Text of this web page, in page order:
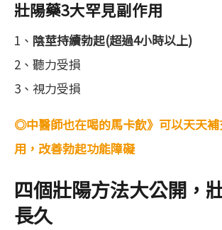
壯陽藥3大罕見副作用
1、 陰莖持續勃起(超過4小時以上)
2、聽力受損
3、視力受損
◎中醫師也在喝的馬卡飲》可以天天
用，改善勃起功能障礙
四個壯陽方法大公開，
長久